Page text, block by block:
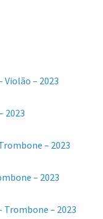
Violão – 2023
2023
– 2023
– 2023
Trombone – 2023